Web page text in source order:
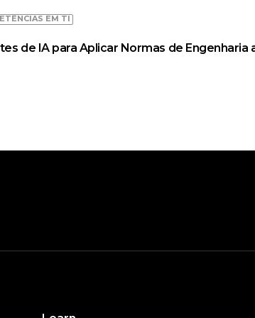
EM TI
de IA para Aplicar Normas de Engenharia